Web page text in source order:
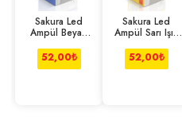
Sakura Led
Ampül Beyaz
52,00₺
Sakura Led
Ampül Sarı Işık
52,00₺